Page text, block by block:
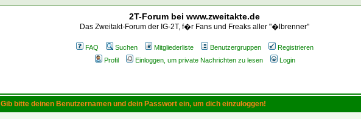
2T-Forum bei www.zweitakte.de
Das Zweitakt-Forum der IG-2T, f�r Fans und Freaks aller "�lbrenner"
FAQ Suchen Mitgliederliste Benutzergruppen
Registrieren
Profil
Einloggen, um private Nachrichten zu lesen Login
Gib bitte deinen Benutzernamen und dein Passwort ein, um dich einzuloggen!